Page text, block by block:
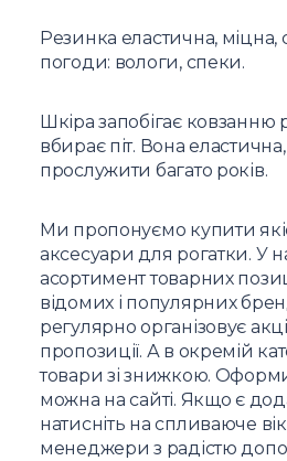
Резинка еластична, міцна,
погоди: вологи, спеки.
Шкіра запобігає ковзанню
вбирає піт. Вона
прослужити багато років.
Ми пропонуємо купити
аксесуари для рогатки. У
асортимент товарних
відомих і популярних
регулярно організовує
пропозиції. А в окремій
товари зі знижкою.
можна на сайті. Якщо є
натисніть на спливаюче
менеджери з радістю